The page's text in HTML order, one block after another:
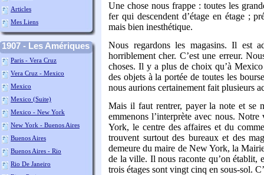
Articles
Mes Liens
1907 - Les Amériques
Paris - Vera Cruz
Vera Cruz - Mexico
Mexico
Mexico (suite)
Mexico - New York
New York - Buenos Aires
Buenos Aires
Buenos Aires - Rio
Rio De Janeiro
Une chose nous frappe : toutes les
fer qui descendent d’étage en étage ;
mais bien inesthétique.
Nous regardons les magasins. Il est
horriblement cher. C’est une erreur.
choses. Il y a plus de choix qu’à
des objets à la portée de toutes les
nous aurions certainement fait plusieurs
Mais il faut rentrer, payer la note et se
emmenons l’interprète avec nous.
York, le centre des affaires et du
trouvent surtout des bureaux et des
demeure du maire de New York, la
de la ville. Il nous raconte qu’on établit,
trois étages sont vingt cinq en sous-sol.